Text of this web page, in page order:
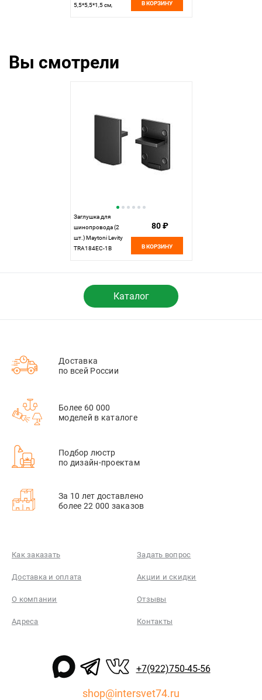
5,5*5,5*1,5 см,
В КОРЗИНУ
Вы смотрели
Заглушка для
шинопровода (2
шт.) Maytoni Levity
TRA184EC-1B
80 ₽
В КОРЗИНУ
Каталог
Доставка
по всей России
Более 60 000
моделей в каталоге
Подбор люстр
по дизайн-проектам
За 10 лет доставлено
более 22 000 заказов
Как заказать Задать вопрос
Доставка и оплата Акции и скидки
О компании Отзывы
Адреса Контакты
+7(922)750-45-56
shop@intersvet74.ru